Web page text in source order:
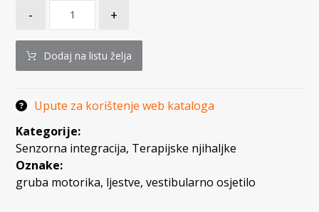
- +
Dodaj na listu želja
Upute za korištenje web kataloga
Kategorije:
Senzorna integracija, Terapijske njihaljke
Oznake:
gruba motorika, ljestve,vestibularno osjetilo